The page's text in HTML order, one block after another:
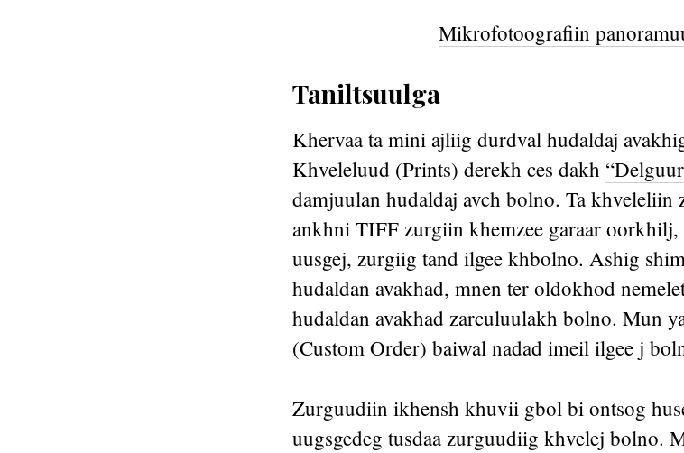
Mikrofotoografiin
Taniltsuulga
Khervaa ta mini ajliig durdval hudaldaj
Khveleluud (Prints) derekh ces dakh
damjuulan hudaldaj avch bolno. Ta khveleliin
ankhni TIFF zurgiin khemzee garaar oorkhilj,
uusgej, zurgiig tand ilgee khbolno. Ashig
hudaldan avakhad, mnen ter oldokhod
hudaldan avakhad zarculuulakh bolno. Mun
(Custom Order) baiwal nadad imeil ilgee j
Zurguudiin ikhensh khuvii gbol bi ontsog
uugsgedeg tusdaa zurguudiig khvelej bolno.